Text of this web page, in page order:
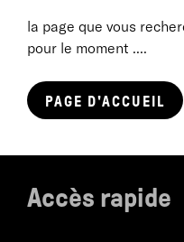
la page que vous
pour le moment ....
PAGE D'ACCUEIL
Accès rapide